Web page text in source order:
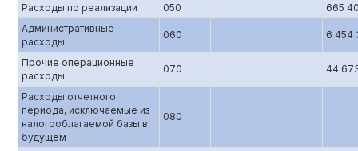
Расходы по реализации 050
665
Административные
расходы
060 6 454
Прочие операционные
расходы
070 44
Расходы отчетного
периода, исключаемые из
налогооблагаемой базы в
будущем
080